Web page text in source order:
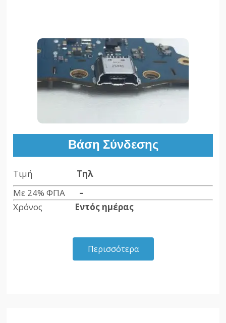
Βάση Σύνδεσης
Τιμή Τηλ
Με 24% ΦΠΑ –
Χρόνος Εντός ημέρας
Περισσότερα